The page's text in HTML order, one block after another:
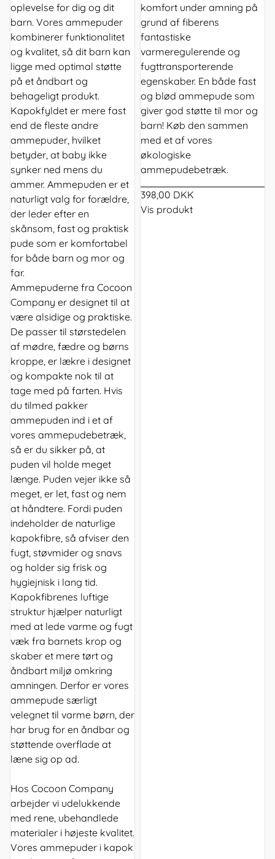
oplevelse for dig og dit
barn. Vores ammepuder
kombinerer funktionalitet
og kvalitet, så dit barn kan
ligge med optimal støtte
på et åndbart og
behageligt produkt.
Kapokfyldet er mere fast
end de fleste andre
ammepuder, hvilket
betyder, at baby ikke
synker ned mens du
ammer. Ammepuden er et
naturligt valg for forældre,
der leder efter en
skånsom, fast og praktisk
pude som er komfortabel
for både barn og mor og
far.
Ammepuderne fra Cocoon
Company er designet til at
være alsidige og praktiske.
De passer til størstedelen
af mødre, fædre og børns
kroppe, er lækre i designet
og kompakte nok til at
tage med på farten. Hvis
du tilmed pakker
ammepuden ind i et af
vores ammepudebetræk,
så er du sikker på, at
puden vil holde meget
længe. Puden vejer ikke så
meget, er let, fast og nem
at håndtere. Fordi puden
indeholder de naturlige
kapokfibre, så afviser den
fugt, støvmider og snavs
og holder sig frisk og
hygiejnisk i lang tid.
Kapokfibrenes luftige
struktur hjælper naturligt
med at lede varme og fugt
væk fra barnets krop og
skaber et mere tørt og
åndbart miljø omkring
amningen. Derfor er vores
ammepude særligt
velegnet til varme børn, der
har brug for en åndbar og
støttende overflade at
læne sig op ad.
Hos Cocoon Company
arbejder vi udelukkende
med rene, ubehandlede
materialer i højeste kvalitet.
Vores ammepuder i kapok
komfort under amning på
grund af fiberens
fantastiske
varmeregulerende og
fugttransporterende
egenskaber. En både fast
og blød ammepude som
giver god støtte til mor og
barn! Køb den sammen
med et af vores
økologiske
ammepudebetræk.
398,00 DKK
Vis produkt